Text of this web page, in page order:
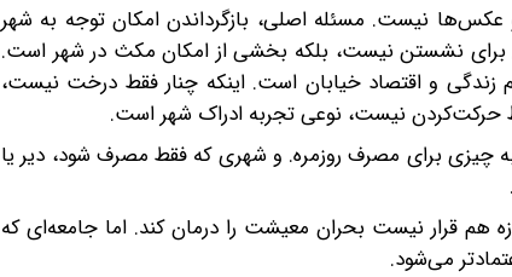
عکس‌ها نیست. مسئله اصلی، بازگرداندن امکان توجه به شهر
برای نشستن نیست، بلکه بخشی از امکان مکث در شهر است.
و اقتصاد خیابان است. اینکه چنار فقط درخت نیست،
حرکت‌کردن نیست، نوعی تجربه ادراک شهر است.
به چیزی برای مصرف روزمره. و شهری که فقط مصرف شود، دیر یا
هم قرار نیست بحران معیشت را درمان کند. اما جامعه‌ای که
می‌شود.